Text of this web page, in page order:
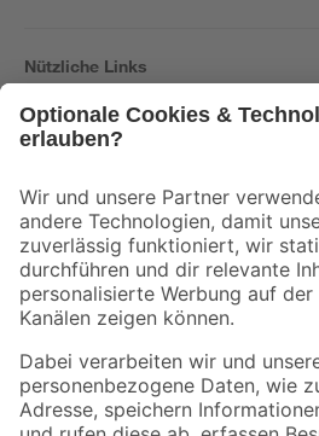
Nützliche Links
Der toom Newsletter: Keine Angebote und
Zur Newsletter Anmeldung
Folge uns
Zahlungsarten